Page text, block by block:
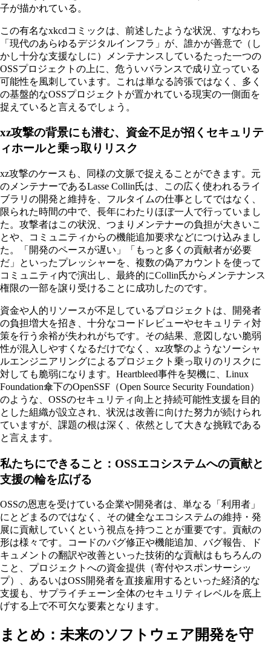
この有名なxkcdコミックは、前述したような状況、すなわち
「現代のあらゆるデジタルインフラ」が、誰かが善意で（し
かし十分な支援なしに）メンテナンスしているたった一つの
OSSプロジェクトの上に、危ういバランスで成り立っている
可能性を風刺しています。これは単なる誇張ではなく、多く
の基盤的なOSSプロジェクトが置かれている現実の一側面を
捉えていると言えるでしょう。
xz攻撃の背景にも潜む、資金不足が招くセキュリテ
ィホールと乗っ取りリスク
xz攻撃のケースも、同様の文脈で捉えることができます。元
のメンテナーであるLasse Collin氏は、この広く使われるライ
ブラリの開発と維持を、フルタイムの仕事としてではなく、
限られた時間の中で、長年にわたりほぼ一人で行っていまし
た。攻撃者はこの状況、つまりメンテナーの負担が大きいこ
とや、コミュニティからの機能追加要求などにつけ込みまし
た。「開発のペースが遅い」「もっと多くの貢献者が必要
だ」といったプレッシャーを、複数の偽アカウントを使って
コミュニティ内で演出し、最終的にCollin氏からメンテナンス
権限の一部を譲り受けることに成功したのです。
資金や人的リソースが不足しているプロジェクトは、開発者
の負担増大を招き、十分なコードレビューやセキュリティ対
策を行う余裕が失われがちです。その結果、意図しない脆弱
性が混入しやすくなるだけでなく、xz攻撃のようなソーシャ
ルエンジニアリングによるプロジェクト乗っ取りのリスクに
対しても脆弱になります。Heartbleed事件を契機に、Linux
Foundation傘下のOpenSSF（Open Source Security Foundation）
のような、OSSのセキュリティ向上と持続可能性支援を目的
とした組織が設立され、状況は改善に向けた努力が続けられ
ていますが、課題の根は深く、依然として大きな挑戦である
と言えます。
私たちにできること：OSSエコシステムへの貢献と
支援の輪を広げる
OSSの恩恵を受けている企業や開発者は、単なる「利用者」
にとどまるのではなく、その健全なエコシステムの維持・発
展に貢献していくという視点を持つことが重要です。貢献の
形は様々です。コードのバグ修正や機能追加、バグ報告、ド
キュメントの翻訳や改善といった技術的な貢献はもちろんの
こと、プロジェクトへの資金提供（寄付やスポンサーシッ
プ）、あるいはOSS開発者を直接雇用するといった経済的な
支援も、サプライチェーン全体のセキュリティレベルを底上
げする上で不可欠な要素となります。
まとめ：未来のソフトウェア開発を守